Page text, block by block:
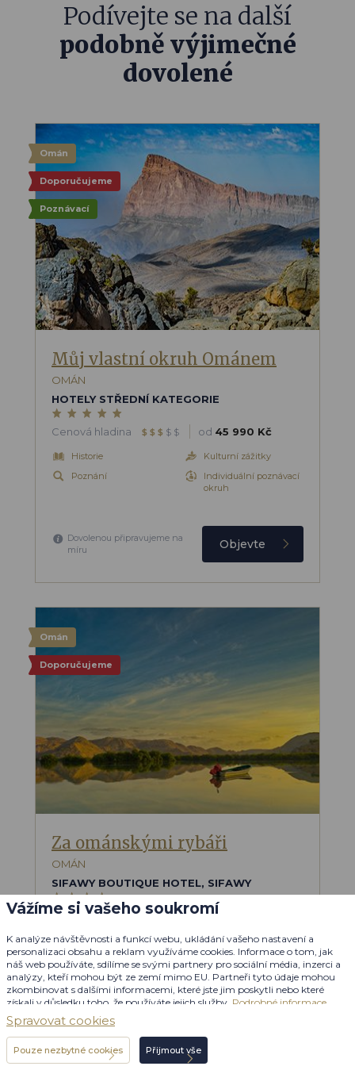
Podívejte se na další
podobně výjimečné
dovolené
Omán
Doporučujeme
Poznávací
Můj vlastní okruh Ománem
OMÁN
HOTELY STŘEDNÍ KATEGORIE
Cenová hladina $ $ $ $ $ od 45 990 Kč
Historie
Poznání
Kulturní zážitky
Individuální poznávací
okruh
Dovolenou připravujeme na
míru
Objevte
Omán
Doporučujeme
Za ománskými rybáři
OMÁN
SIFAWY BOUTIQUE HOTEL, SIFAWY
Cenová hladina $ $ $ $ $ od33 200 Kč
Gastronomické zážitky
Potápění
Možnost výletů
Blízko pláže
Dovolenou připravujeme na
Individuální poptávka
Vážíme si vašeho soukromí
K analýze návštěvnosti a funkcí webu, ukládání vašeho nastavení a
personalizaci obsahu a reklam využíváme cookies. Informace o tom, jak
náš web používáte, sdílíme se svými partnery pro sociální média, inzerci a
analýzy, kteří mohou být ze zemí mimo EU. Partneři tyto údaje mohou
zkombinovat s dalšími informacemi, které jste jim poskytli nebo které
získali v důsledku toho, že používáte jejich služby. Podrobné informace
Spravovat cookies
Pouze nezbytné cookies Přijmout vše